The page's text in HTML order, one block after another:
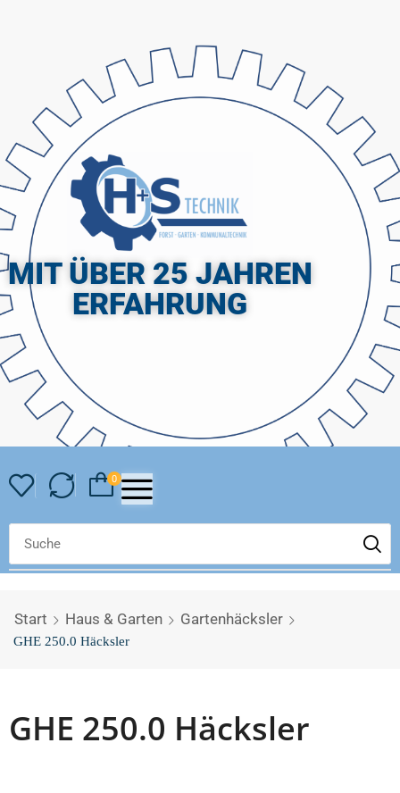
MIT ÜBER 25 JAHREN
ERFAHRUNG
0
Start Haus & Garten Gartenhäcksler
GHE 250.0 Häcksler
GHE 250.0 Häcksler